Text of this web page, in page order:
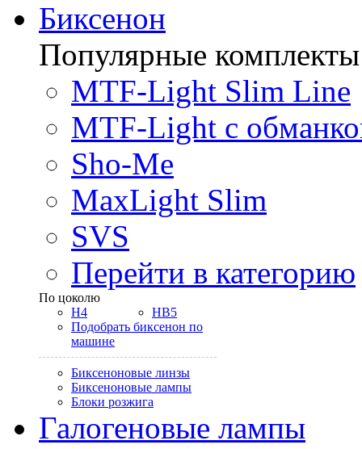
Биксенон
Популярные комплекты
MTF-Light Slim Line
MTF-Light с
Sho-Me
MaxLight Slim
SVS
Перейти в категорию
По цоколю
H4
HB5
Подобрать биксенон по
машине
Биксеноновые линзы
Биксеноновые лампы
Блоки розжига
Галогеновые лампы